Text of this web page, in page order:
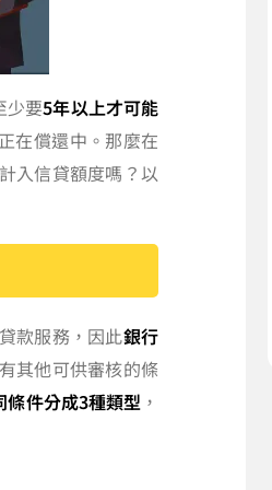
少要5年以上才可能
在償還中。那麼在
入信貸額度嗎？以
款服務，因此銀行
其他可供審核的條
條件分成3種類型 ，